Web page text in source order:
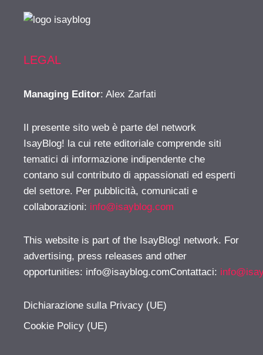
LEGAL
Managing Editor: Alex Zarfati
Il presente sito web è parte del network
IsayBlog! la cui rete editoriale comprende siti
tematici di informazione indipendente che
contano sul contributo di appassionati ed esperti
del settore. Per pubblicità, comunicati e
collaborazioni: info@isayblog.com
This website is part of the IsayBlog! network. For
advertising, press releases and other
opportunities: info@isayblog.comContattaci:
Dichiarazione sulla Privacy (UE)
Cookie Policy (UE)